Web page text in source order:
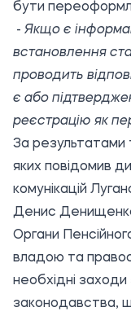
бути
- Якщо є
встановлення
проводить
є або
реєстрацію як
За результатами
яких повідомив
комунікацій
Денис
Органи
владою та
необхідні заходи
законодавства,